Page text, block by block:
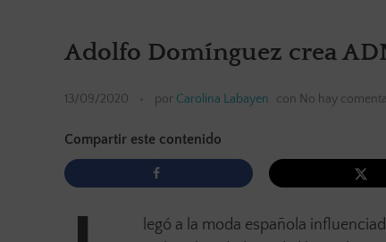
Adolfo Domínguez crea
13/09/2020 por Carolina Labayen con No hay
Compartir este contenido
legó a la moda española